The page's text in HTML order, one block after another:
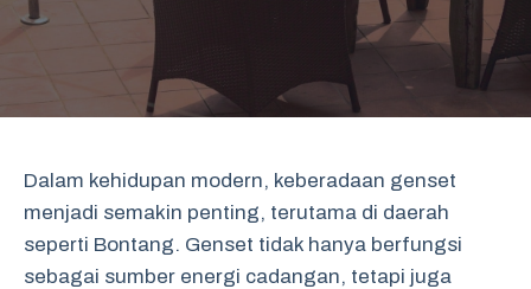
Dalam kehidupan modern, keberadaan genset
menjadi semakin penting, terutama di daerah
seperti Bontang. Genset tidak hanya berfungsi
sebagai sumber energi cadangan, tetapi juga